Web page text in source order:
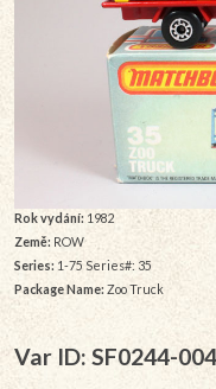
Rok vydání:1982
Země: ROW
Series: 1-75 Series#: 35
Package Name: Zoo Truck
Var ID: SF0244-